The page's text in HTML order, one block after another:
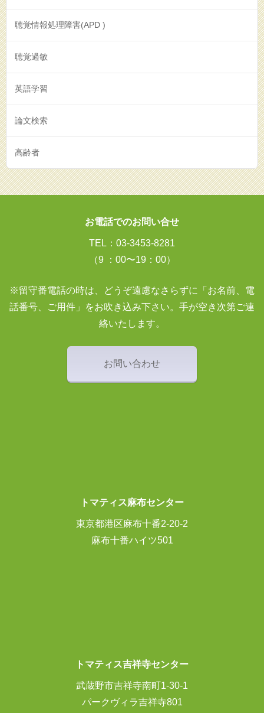
聴覚情報処理障害(APD )
聴覚過敏
英語学習
論文検索
高齢者
お電話でのお問い合せ
TEL：03-3453-8281
（9 ：00〜19：00）
※留守番電話の時は、どうぞ遠慮なさらずに「お名前、電
話番号、ご用件」をお吹き込み下さい。手が空き次第ご連
絡いたします。
お問い合わせ
トマティス麻布センター
東京都港区麻布十番2-20-2
麻布十番ハイツ501
トマティス吉祥寺センター
武蔵野市吉祥寺南町1-30-1
パークヴィラ吉祥寺801